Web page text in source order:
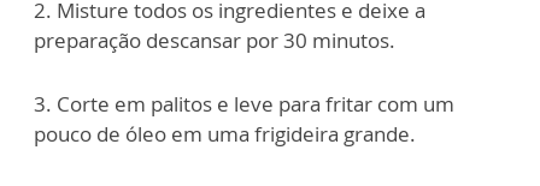
2. Misture todos os ingredientes e deixe a
preparação descansar por 30 minutos.
3. Corte em palitos e leve para fritar com um
pouco de óleo em uma frigideira grande.